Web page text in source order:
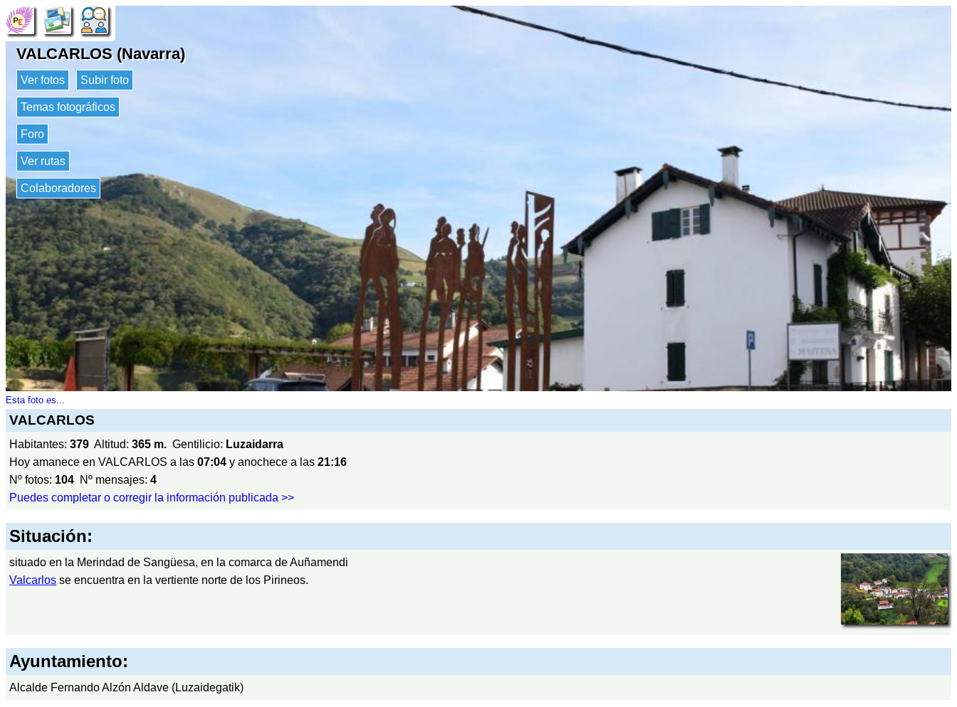
VALCARLOS (Navarra)
Ver fotos Subir foto
Temas fotográficos
Foro
Ver rutas
Colaboradores
Esta foto es...
VALCARLOS
Habitantes: 379 Altitud: 365 m. Gentilicio: Luzaidarra
Hoy amanece en VALCARLOS a las 07:04 y anochece a las 21:16
Nº fotos: 104 Nº mensajes: 4
Puedes completar o corregir la información publicada >>
Situación:
situado en la Merindad de Sangüesa, en la comarca de Auñamendi
Valcarlos se encuentra en la vertiente norte de los Pirineos.
Ayuntamiento:
Alcalde Fernando Alzón Aldave (Luzaidegatik)